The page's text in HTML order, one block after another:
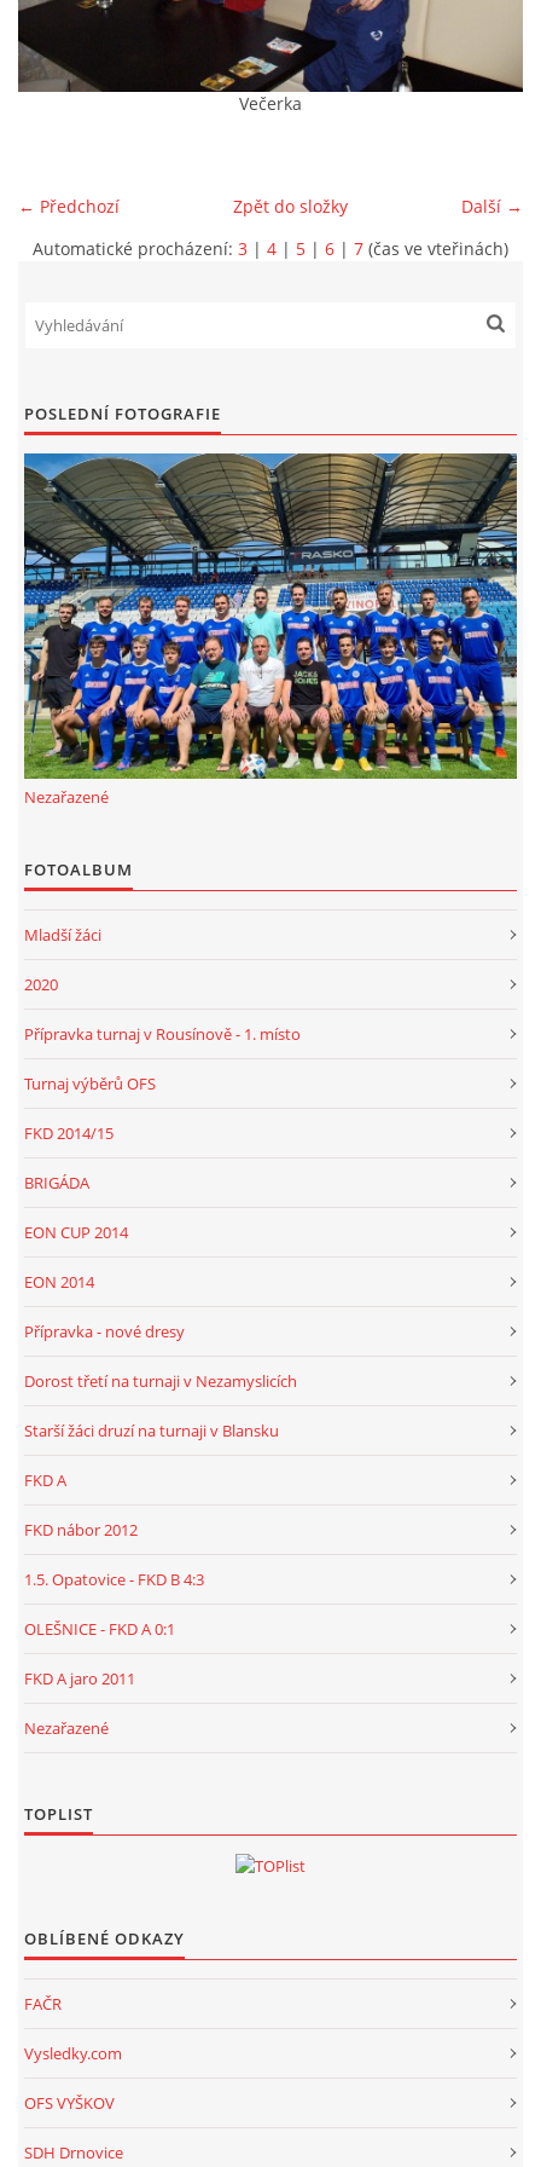
MLADŠÍ ŽÁCI
STARŠÍ PŘÍPRAVKA R 2012 + 2013
PODPORUJÍ NÁŠ KLUB
ARCHÍV
DOTACE
FKD, z.s.
Drnovice 704
68304 Drnovice
ičo 27005305
č.ú. 3227086359 / 0800
Večerka
← Předchozí Další →
Zpět do složky
Automatické procházení: 3 | 4 | 5 | 6 | 7 (čas ve vteřinách)
POSLEDNÍ FOTOGRAFIE
Nezařazené
FOTOALBUM
Mladší žáci
2020
Přípravka turnaj v Rousínově - 1. místo
Turnaj výběrů OFS
FKD 2014/15
BRIGÁDA
EON CUP 2014
EON 2014
Přípravka - nové dresy
Dorost třetí na turnaji v Nezamyslicích
Starší žáci druzí na turnaji v Blansku
FKD A
FKD nábor 2012
1.5. Opatovice - FKD B 4:3
OLEŠNICE - FKD A 0:1
FKD A jaro 2011
Nezařazené
TOPLIST
OBLÍBENÉ ODKAZY
FAČR
Vysledky.com
OFS VYŠKOV
SDH Drnovice